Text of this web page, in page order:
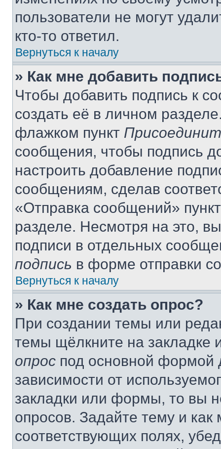
пользователи не могут
кто-то ответил.
Вернуться к началу
» Как мне добавить
Чтобы добавить подпись к
создать её в личном
флажком пункт
сообщения, чтобы подпись
настроить добавление
сообщениям, сделав
«Отправка сообщений»
разделе. Несмотря на это,
подписи в отдельных
подпись в форме отправки
Вернуться к началу
» Как мне создать опрос?
При создании темы или
темы щёлкните на
опрос под основной формой
зависимости от
закладки или формы, то вы
опросов. Задайте тему и
соответствующих полях,